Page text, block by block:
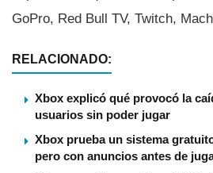
GoPro, Red Bull TV, Twitch,
RELACIONADO:
Xbox explicó qué provocó la
usuarios sin poder jugar
Xbox prueba un sistema
pero con anuncios antes de